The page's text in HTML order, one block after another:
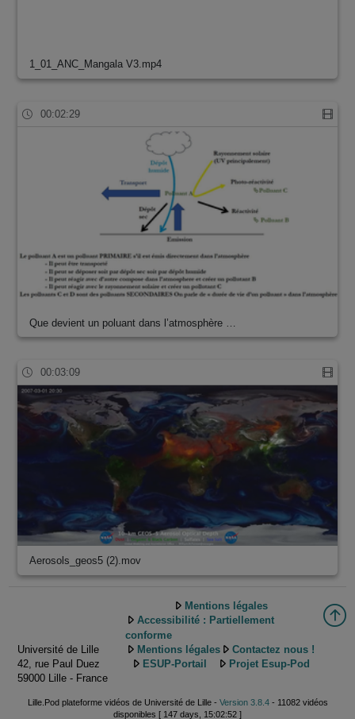
1_01_ANC_Mangala V3.mp4
00:02:29
Que devient un poluant dans l’atmosphère …
00:03:09
Aerosols_geos5 (2).mov
Université de Lille
42, rue Paul Duez
59000 Lille - France
Mentions légales
Accessibilité : Partiellement
conforme
Mentions légales
Contactez nous !
ESUP-Portail
Projet Esup-Pod
Lille.Pod plateforme vidéos de Université de Lille - Version 3.8.4- 11082 vidéos
disponibles [ 147 days, 15:02:52 ]